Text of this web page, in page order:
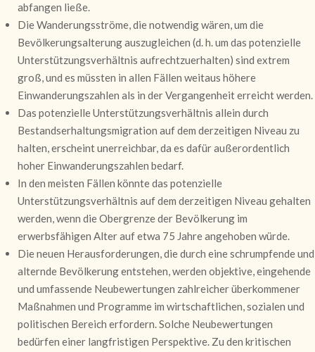
abfangen ließe.
Die Wanderungsströme, die notwendig wären, um die
Bevölkerungsalterung auszugleichen (d. h. um das potenzielle
Unterstützungsverhältnis aufrechtzuerhalten) sind extrem
groß, und es müssten in allen Fällen weitaus höhere
Einwanderungszahlen als in der Vergangenheit erreicht werden.
Das potenzielle Unterstützungsverhältnis allein durch
Bestandserhaltungsmigration auf dem derzeitigen Niveau zu
halten, erscheint unerreichbar, da es dafür außerordentlich
hoher Einwanderungszahlen bedarf.
In den meisten Fällen könnte das potenzielle
Unterstützungsverhältnis auf dem derzeitigen Niveau gehalten
werden, wenn die Obergrenze der Bevölkerung im
erwerbsfähigen Alter auf etwa 75 Jahre angehoben würde.
Die neuen Herausforderungen, die durch eine schrumpfende und
alternde Bevölkerung entstehen, werden objektive, eingehende
und umfassende Neubewertungen zahlreicher überkommener
Maßnahmen und Programme im wirtschaftlichen, sozialen und
politischen Bereich erfordern. Solche Neubewertungen
bedürfen einer langfristigen Perspektive. Zu den kritischen